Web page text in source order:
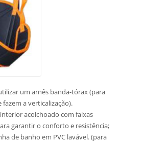
um arnês banda-tórax (para
fazem averticalização).
acolchoado com faixas
garantir o confortoe resistência;
de banho em PVC lavável. (para